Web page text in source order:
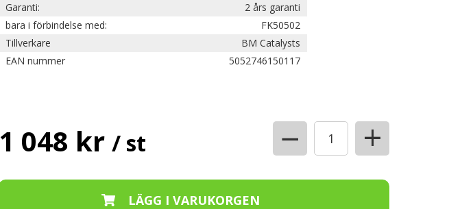
Garanti:
2 års garanti
bara i förbindelse med:
FK50502
Tillverkare
BM Catalysts
EAN nummer
5052746150117
1 048 kr / st − +